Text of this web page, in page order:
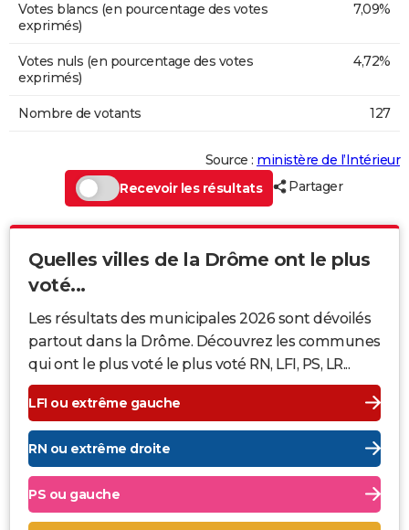
Votes blancs (en pourcentage des votes
exprimés)
7,09%
Votes nuls (en pourcentage des votes
exprimés)
4,72%
Nombre de votants 127
Source : ministère de l’Intérieur
Recevoir les résultats
Partager
Quelles villes de la Drôme ont le plus
voté...
Les résultats des municipales 2026 sont dévoilés
partout dans la Drôme. Découvrez les communes
qui ont le plus voté le plus voté RN, LFI, PS, LR...
LFI ou extrême gauche
RN ou extrême droite
PS ou gauche